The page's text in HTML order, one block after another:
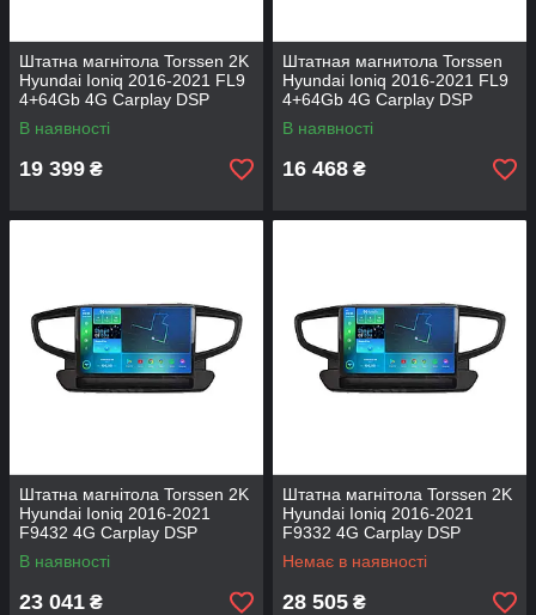
Штатна магнітола Torssen 2K
Hyundai Ioniq 2016-2021 FL9
4+64Gb 4G Carplay DSP
В наявності
19 399 ₴
Штатная магнитола Torssen
Hyundai Ioniq 2016-2021 FL9
4+64Gb 4G Carplay DSP
В наявності
16 468 ₴
Штатна магнітола Torssen 2K
Hyundai Ioniq 2016-2021
F9432 4G Carplay DSP
В наявності
23 041 ₴
Штатна магнітола Torssen 2K
Hyundai Ioniq 2016-2021
F9332 4G Carplay DSP
Немає в наявності
28 505 ₴